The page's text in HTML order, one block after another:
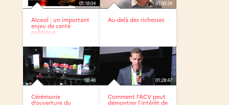
01:18:04
Alcool : un important
enjeu de santé
publique
01:09:34
Au-delà des richesses
08:48
Cérémonie
d’ouverture du
01:28:47
Comment l’ACV peut
démontrer l’intérêt de